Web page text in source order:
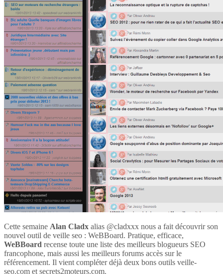
Cette semaine Alan Cladx alias @cladxxx nous a fait découvrir son
nouvel outil de veille seo : WeBBoard. Pratique, efficace,
WeBBoard recense toute une liste des meilleurs blogueurs SEO
francophone, mais aussi les meilleurs forums accès sur le
référencement. Il vient compléter déjà deux bons outils veille-
seo.com et secrets2moteurs.com.